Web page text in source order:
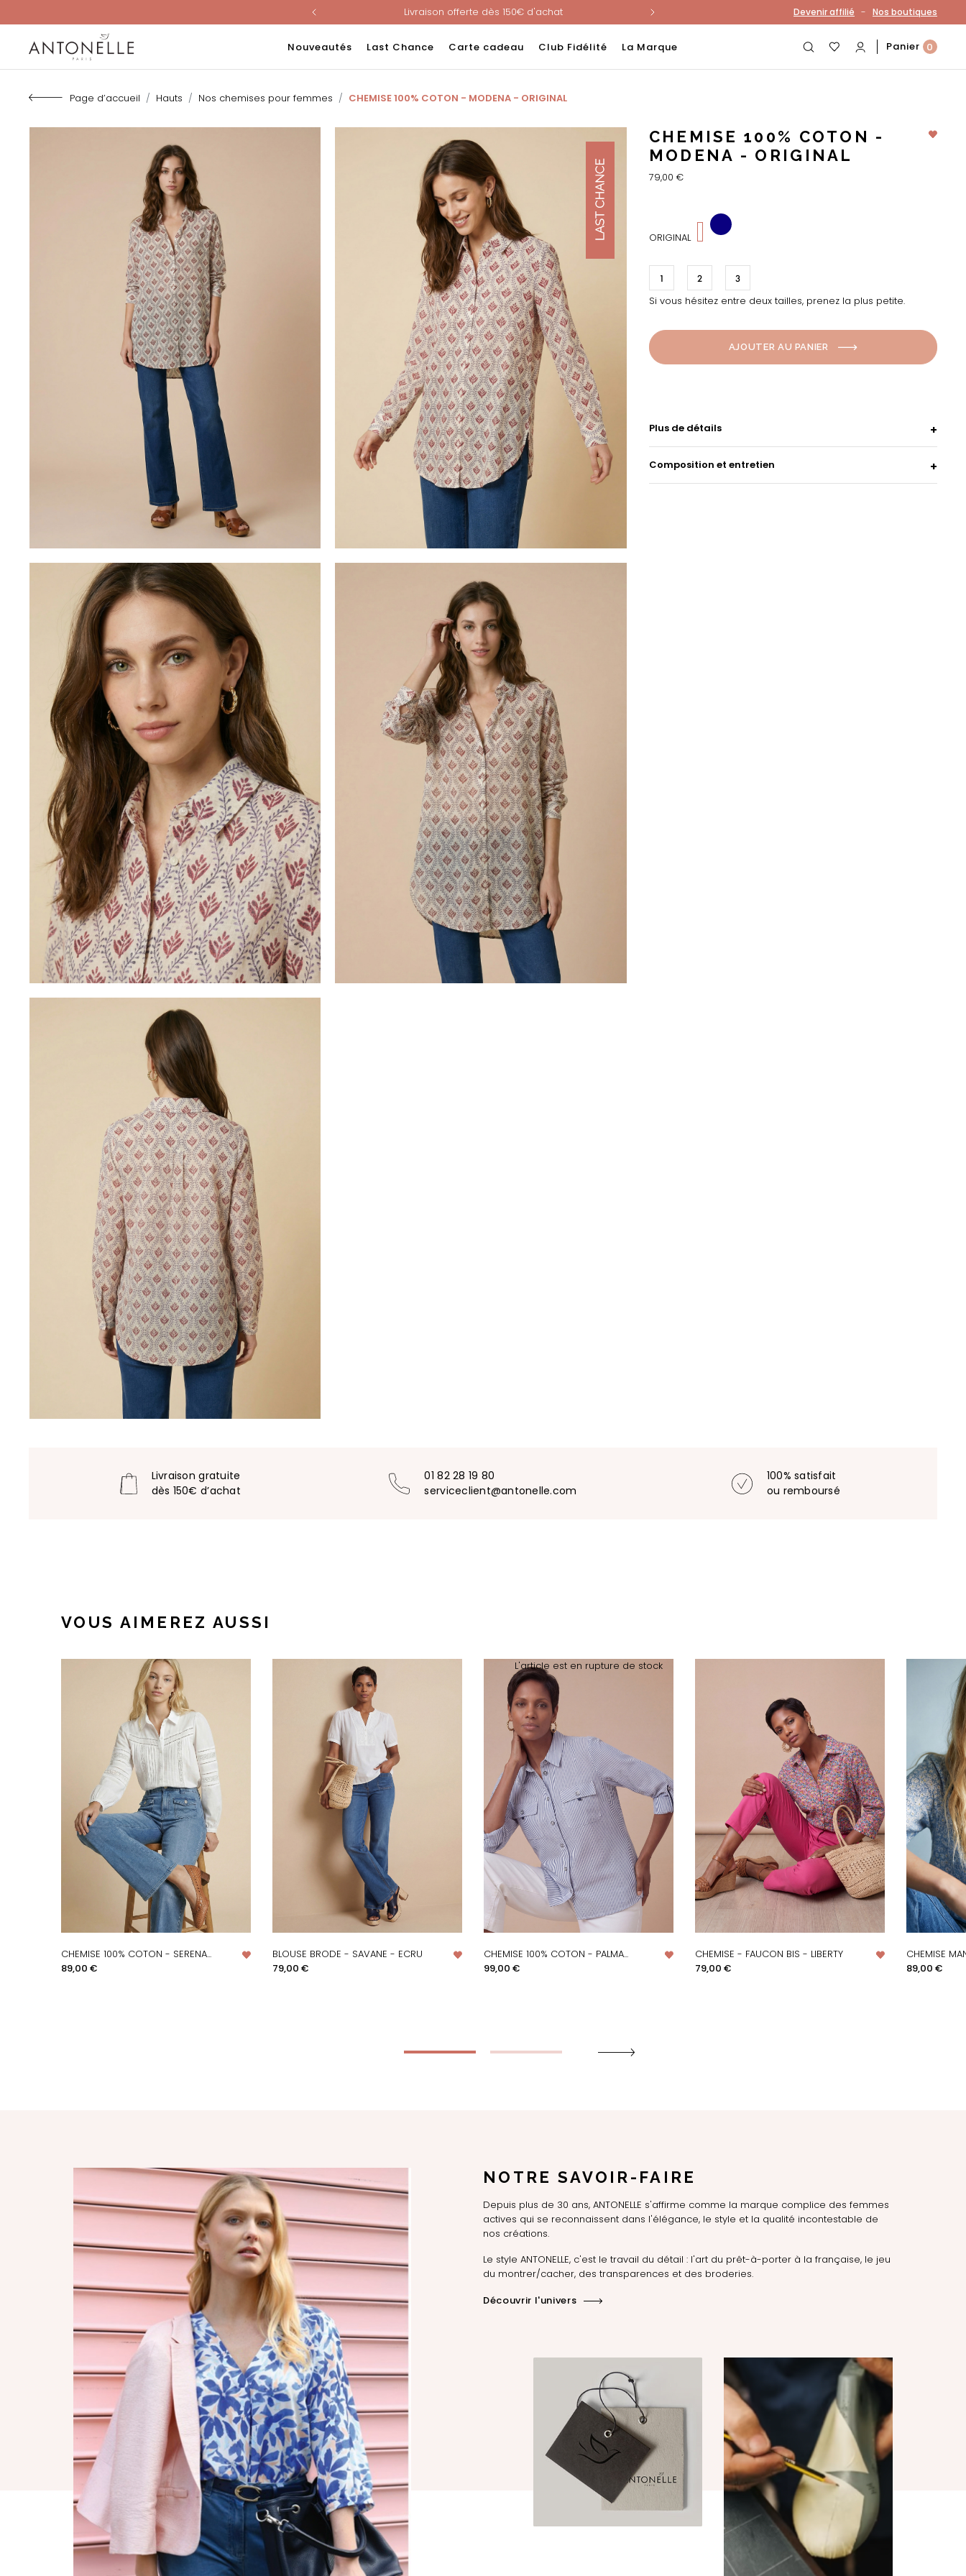
Livraison offerte dès 150€ d'achat
Nouveau ! Paiement en 3 ou 4 fois sans frais avec ALMA !
Last Chance : -60% sur une sélection jusqu'au 23/08 en vous connectant à votre compte
Devenir affilié - Nos boutiques
Nouveautés Last Chance Carte cadeau Club Fidélité La Marque Panier 0
Page d’accueil Hauts Nos chemises pour femmes CHEMISE 100% COTON - MODENA - ORIGINAL
CHEMISE 100% COTON -
MODENA - ORIGINAL
79,00 €
ORIGINAL
118
1 2 3
Si vous hésitez entre deux tailles, prenez la plus petite.
AJOUTER AU PANIER
Plus de détails
Composition et entretien
Livraison gratuite
dès 150€ d’achat
01 82 28 19 80
serviceclient@antonelle.com
100% satisfait
ou remboursé
VOUS AIMEREZ AUSSI
CHEMISE 100% COTON - SERENA...
Prix
89,00 €
BLOUSE BRODE - SAVANE - ECRU
Prix
79,00 €
CHEMISE 100% COTON - PALMA...
Prix
99,00 €
L'article est en rupture de stock
CHEMISE - FAUCON BIS - LIBERTY
Prix
79,00 €
CHEMISE
Prix
89,00 €
NOTRE SAVOIR-FAIRE
Depuis plus de 30 ans, ANTONELLE s'affirme comme la marque complice des femmes
actives qui se reconnaissent dans l'élégance, le style et la qualité incontestable de
nos créations.
Le style ANTONELLE, c'est le travail du détail : l'art du prêt-à-porter à la française, le jeu
du montrer/cacher, des transparences et des broderies.
Découvrir l'univers